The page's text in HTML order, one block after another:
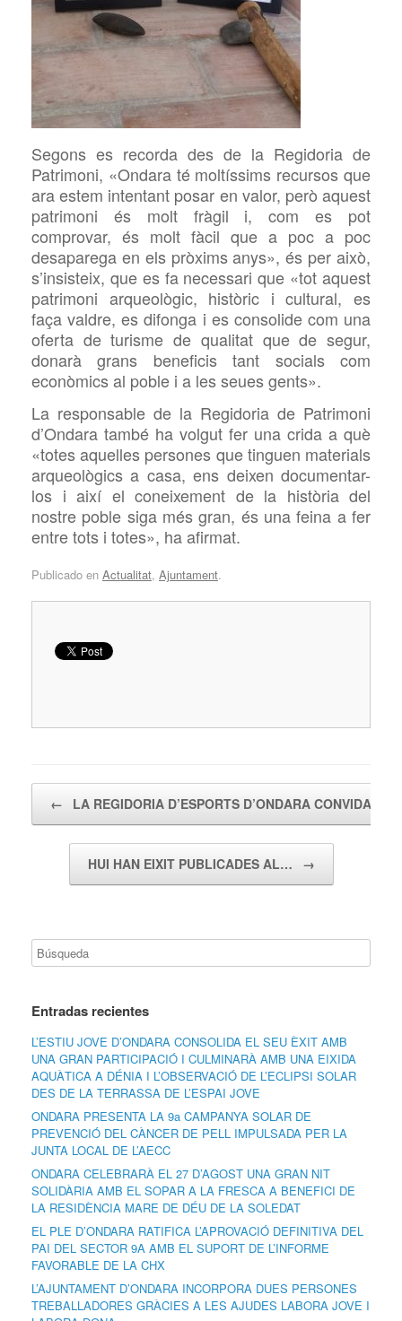
Segons es recorda des de la Regidoria de
Patrimoni, «Ondara té moltíssims recursos que
ara estem intentant posar en valor, però aquest
patrimoni és molt fràgil i, com es pot
comprovar, és molt fàcil que a poc a poc
desaparega en els pròxims anys», és per això,
s’insisteix, que es fa necessari que «tot aquest
patrimoni arqueològic, històric i cultural, es
faça valdre, es difonga i es consolide com una
oferta de turisme de qualitat que de segur,
donarà grans beneficis tant socials com
econòmics al poble i a les seues gents».
La responsable de la Regidoria de Patrimoni
d’Ondara també ha volgut fer una crida a què
«totes aquelles persones que tinguen materials
arqueològics a casa, ens deixen documentar-
los i així el coneixement de la història del
nostre poble siga més gran, és una feina a fer
entre tots i totes», ha afirmat.
Publicado en Actualitat, Ajuntament.
← LA REGIDORIA D’ESPORTS D’ONDARA CONVIDA…
HUI HAN EIXIT PUBLICADES AL… →
Entradas recientes
L’ESTIU JOVE D’ONDARA CONSOLIDA EL SEU ÈXIT AMB
UNA GRAN PARTICIPACIÓ I CULMINARÀ AMB UNA EIXIDA
AQUÀTICA A DÉNIA I L’OBSERVACIÓ DE L’ECLIPSI SOLAR
DES DE LA TERRASSA DE L’ESPAI JOVE
ONDARA PRESENTA LA 9a CAMPANYA SOLAR DE
PREVENCIÓ DEL CÀNCER DE PELL IMPULSADA PER LA
JUNTA LOCAL DE L’AECC
ONDARA CELEBRARÀ EL 27 D’AGOST UNA GRAN NIT
SOLIDÀRIA AMB EL SOPAR A LA FRESCA A BENEFICI DE
LA RESIDÈNCIA MARE DE DÉU DE LA SOLEDAT
EL PLE D’ONDARA RATIFICA L’APROVACIÓ DEFINITIVA DEL
PAI DEL SECTOR 9A AMB EL SUPORT DE L’INFORME
FAVORABLE DE LA CHX
L’AJUNTAMENT D’ONDARA INCORPORA DUES PERSONES
TREBALLADORES GRÀCIES A LES AJUDES LABORA JOVE I